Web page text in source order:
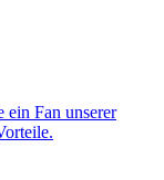
ein Fan unserer